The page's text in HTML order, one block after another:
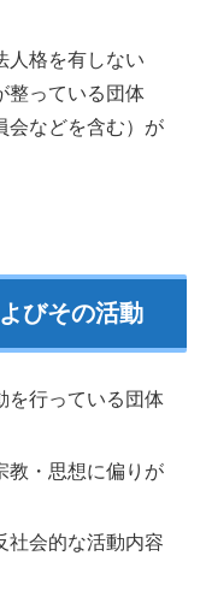
人格を有しない
整っている団体
会などを含む）が
びその活動
を行っている団体
教・思想に偏りが
社会的な活動内容